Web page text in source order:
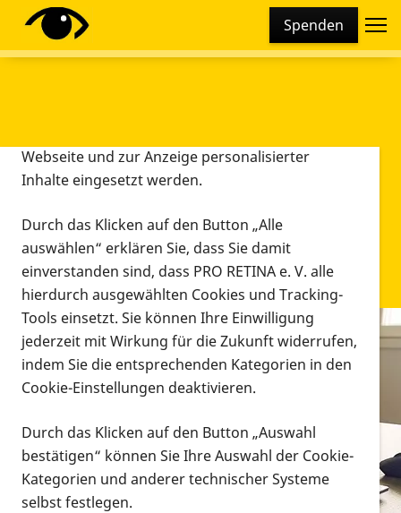
Spenden
Infomaterial
Infomaterial
Vorlesen
Alle Infomaterialien in verschiedenen
Formaten an einem Ort
Diese Webseite setzt verschiedene Cookies und
Tracking-Tools ein. Dies beinhaltet Cookies und
Webseite und zur Anzeige personalisierter
Inhalte eingesetzt werden.
Durch das Klicken auf den Button „Alle
auswählen“ erklären Sie, dass Sie damit
einverstanden sind, dass PRO RETINA e. V. alle
hierdurch ausgewählten Cookies und Tracking-
Tools einsetzt. Sie können Ihre Einwilligung
jederzeit mit Wirkung für die Zukunft widerrufen,
indem Sie die entsprechenden Kategorien in den
Cookie-Einstellungen deaktivieren.
Durch das Klicken auf den Button „Auswahl
bestätigen“ können Sie Ihre Auswahl der Cookie-
Kategorien und anderer technischer Systeme
selbst festlegen.